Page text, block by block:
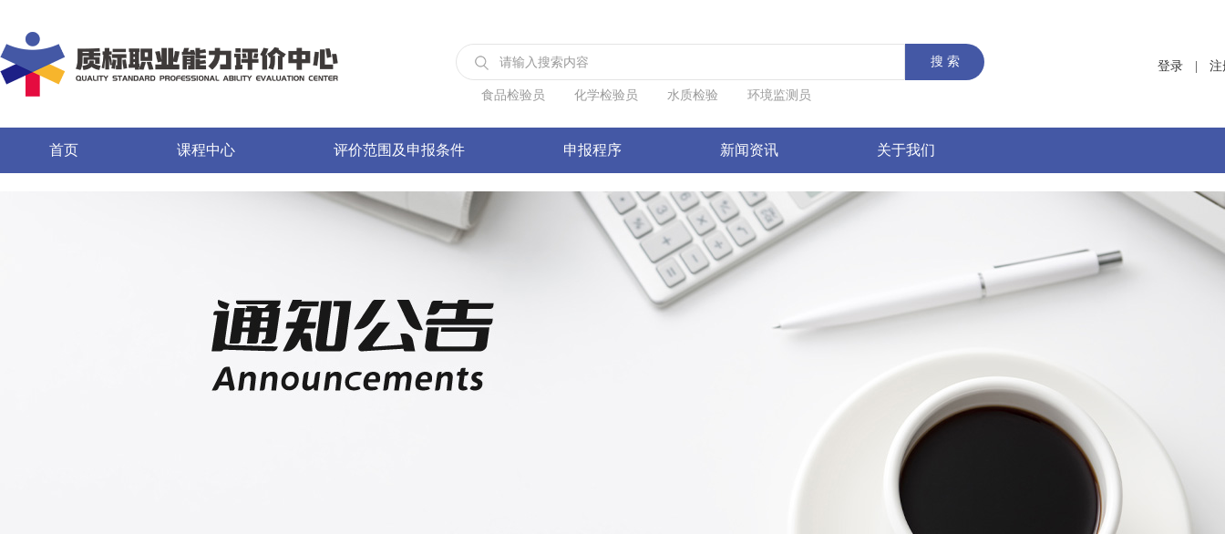
食品检验员 化学检验员 水质检验 环境监测员
登录 注
首页 课程中心 评价范围及申报条件 申报程序 新闻资讯 关于我们